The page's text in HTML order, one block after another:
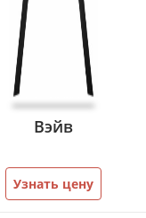
Вэйв
Узнать цену